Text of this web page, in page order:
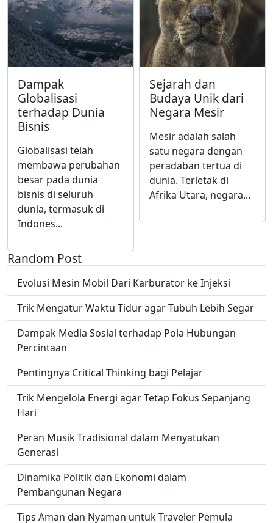
Dampak
Globalisasi
terhadap Dunia
Bisnis
Globalisasi telah
membawa perubahan
besar pada dunia
bisnis di seluruh
dunia, termasuk di
Indones...
Sejarah dan
Budaya Unik dari
Negara Mesir
Mesir adalah salah
satu negara dengan
peradaban tertua di
dunia. Terletak di
Afrika Utara, negara...
Random Post
Evolusi Mesin Mobil Dari Karburator ke Injeksi
Trik Mengatur Waktu Tidur agar Tubuh Lebih Segar
Dampak Media Sosial terhadap Pola Hubungan
Percintaan
Pentingnya Critical Thinking bagi Pelajar
Trik Mengelola Energi agar Tetap Fokus Sepanjang
Hari
Peran Musik Tradisional dalam Menyatukan
Generasi
Dinamika Politik dan Ekonomi dalam
Pembangunan Negara
Tips Aman dan Nyaman untuk Traveler Pemula